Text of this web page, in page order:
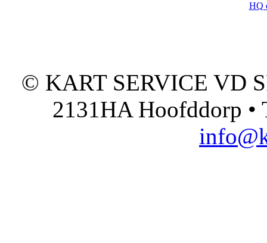
HQ
© KART SERVICE VD
2131HA Hoofddorp •